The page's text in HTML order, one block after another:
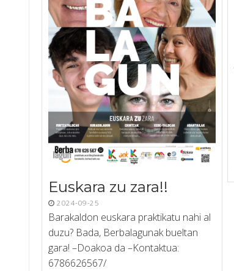
Euskara zu zara!!
2024-09-25
Barakaldon euskara praktikatu nahi al
duzu? Bada, Berbalagunak bueltan
gara! –Doakoa da –Kontaktua:
6786626567/